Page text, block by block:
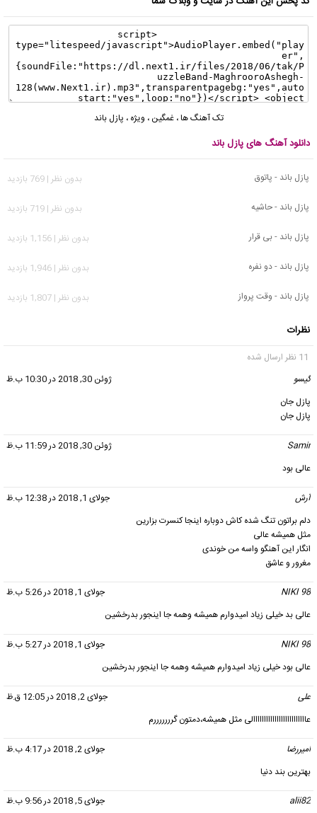
تک آهنگ ها،غمگین ، ویژه ، پازل باند
دانلود آهنگ های پازل باند
پازل باند - پاتوق
بدون نظر | 769 بازدید
پازل باند - حاشیه
بدون نظر | 719 بازدید
پازل باند - بی قرار
بدون نظر | 1,156 بازدید
پازل باند - دو نفره
بدون نظر | 1,946 بازدید
پازل باند - وقت پرواز
بدون نظر | 1,807 بازدید
نظرات
11 نظر ارسال شده
گيسو
ژوئن 30, 2018 در 10:30 ب.ظ
پازل جان
پازل جان
Samir
ژوئن 30, 2018 در 11:59 ب.ظ
عالی بود
آرش
جولای 1, 2018 در 12:38 ب.ظ
دلم براتون تنگ شده کاش دوباره اینجا کنسرت بزارین
مثل همیشه عالی
انگار این آهنگو واسه من خوندی
مغرور و عاشق
NIKI 98
جولای 1, 2018 در 5:26 ب.ظ
عالی بد خیلی زیاد امیدوارم همیشه وهمه جا اینجور بدرخشین
NIKI 98
جولای 1, 2018 در 5:27 ب.ظ
عالی بود خیلی زیاد امیدوارم همیشه وهمه جا اینجور بدرخشین
علی
جولای 2, 2018 در 12:05 ق.ظ
عااااااااااااااااااااااااالی مثل همیشه،دمتون گرررررررم
امیررضا
جولای 2, 2018 در 4:17 ب.ظ
بهترین بند دنیا
alii82
جولای 5, 2018 در 9:56 ب.ظ